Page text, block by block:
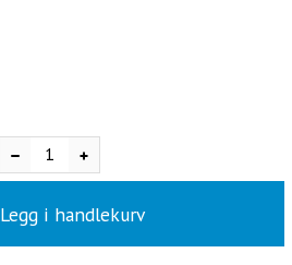
Legg i handlekurv